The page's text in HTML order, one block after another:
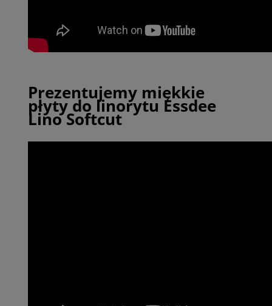
Prezentujemy miękkie
płyty do linorytu Essdee
Lino Softcut